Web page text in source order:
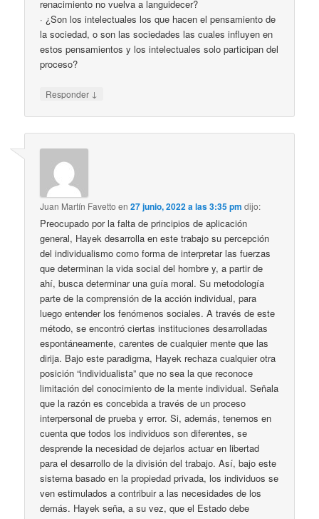
renacimiento no vuelva a languidecer?
· ¿Son los intelectuales los que hacen el pensamiento de
la sociedad, o son las sociedades las cuales influyen en
estos pensamientos y los intelectuales solo participan del
proceso?
Responder ↓
Juan Martín Favetto en27 junio, 2022 a las 3:35 pm dijo:
Preocupado por la falta de principios de aplicación
general, Hayek desarrolla en este trabajo su percepción
del individualismo como forma de interpretar las fuerzas
que determinan la vida social del hombre y, a partir de
ahí, busca determinar una guía moral. Su metodología
parte de la comprensión de la acción individual, para
luego entender los fenómenos sociales. A través de este
método, se encontró ciertas instituciones desarrolladas
espontáneamente, carentes de cualquier mente que las
dirija. Bajo este paradigma, Hayek rechaza cualquier otra
posición “individualista” que no sea la que reconoce
limitación del conocimiento de la mente individual. Señala
que la razón es concebida a través de un proceso
interpersonal de prueba y error. Si, además, tenemos en
cuenta que todos los individuos son diferentes, se
desprende la necesidad de dejarlos actuar en libertad
para el desarrollo de la división del trabajo. Así, bajo este
sistema basado en la propiedad privada, los individuos se
ven estimulados a contribuir a las necesidades de los
demás. Hayek seña, a su vez, que el Estado debe